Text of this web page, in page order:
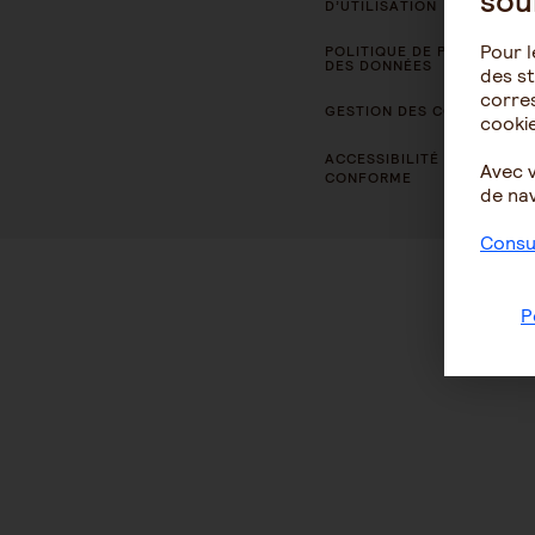
D’UTILISATION
POLITIQUE DE PROTECTION
DES DONNÉES
GESTION DES COOKIES
ACCESSIBILITÉ : NON
CONFORME
Pour
des
Avec
de